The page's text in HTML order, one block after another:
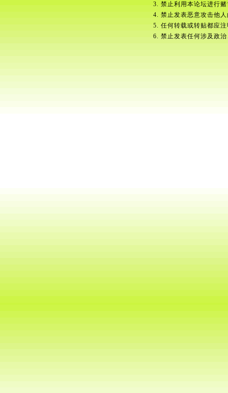
3. 禁止利用本论坛进行
4. 禁止发表恶意攻击他
5. 任何转载或转贴都应
6. 禁止发表任何涉及政